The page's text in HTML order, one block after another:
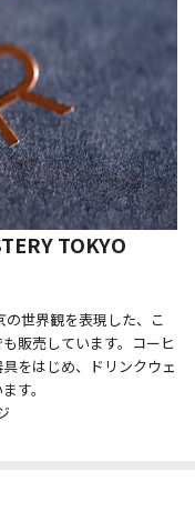
TOKYO
世界観を表現した、こ
販売しています。コーヒ
をはじめ、ドリンクウェ
す。